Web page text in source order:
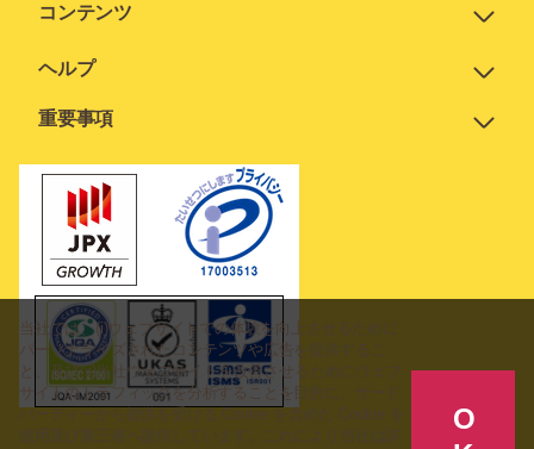
コンテンツ
ヘルプ
重要事項
当社では、(i)ウェブサイトでの体験を向上させるために
パーソナライズされたコンテンツや広告を提供するこ
と、及び(ii)当社ウェブサイトを改善させるためにウェブ
サイトのトラフィックを分析することを目的に、サード
パーティーから提供を受ける Cookie を含めた Cookie を
使用及び第三者へ提供しています。これにより当社は詳
O